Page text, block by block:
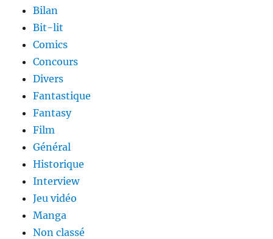
Bilan
Bit-lit
Comics
Concours
Divers
Fantastique
Fantasy
Film
Général
Historique
Interview
Jeu vidéo
Manga
Non classé